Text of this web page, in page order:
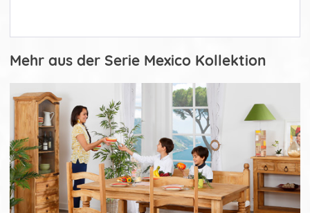
Mehr aus der Serie Mexico Kollektion